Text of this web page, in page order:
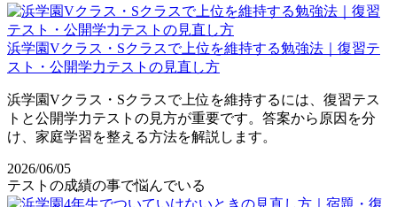
浜学園Vクラス・Sクラスで上位を維持する勉強法｜復習テ
スト・公開学力テストの見直し方
浜学園Vクラス・Sクラスで上位を維持するには、復習テス
トと公開学力テストの見方が重要です。答案から原因を分
け、家庭学習を整える方法を解説します。
2026/06/05
テストの成績の事で悩んでいる